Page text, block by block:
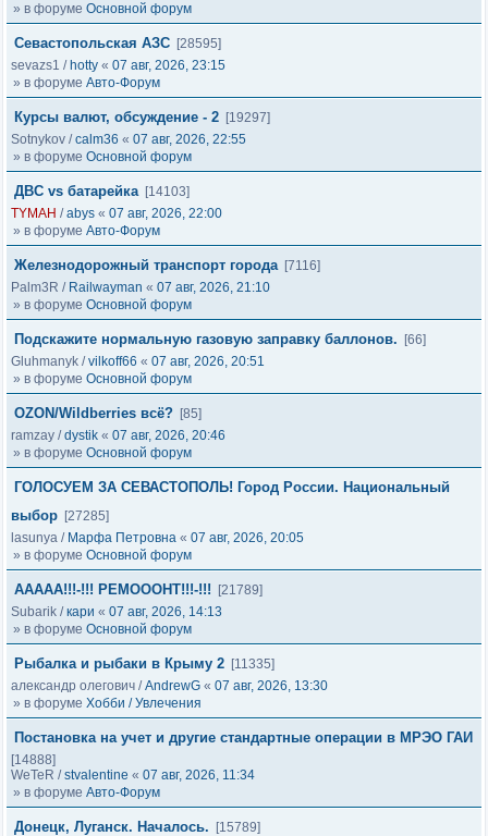
» в форуме Основной форум
Севастопольская АЗС [28595]
sevazs1 / hotty « 07 авг, 2026, 23:15
» в форуме Авто-Форум
Курсы валют, обсуждение - 2 [19297]
Sotnykov /calm36 « 07 авг, 2026, 22:55
» в форуме Основной форум
ДВС vs батарейка [14103]
TYMAH /abys « 07 авг, 2026, 22:00
» в форуме Авто-Форум
Железнодорожный транспорт города [7116]
Palm3R / Railwayman « 07 авг, 2026, 21:10
» в форуме Основной форум
Подскажите нормальную газовую заправку баллонов.
[66]
Gluhmanyk /vilkoff66 « 07 авг, 2026, 20:51
» в форуме Основной форум
OZON/Wildberries всё? [85]
ramzay /dystik « 07 авг, 2026, 20:46
» в форуме Основной форум
ГОЛОСУЕМ ЗА СЕВАСТОПОЛЬ! Город России. Национальный
выбор [27285]
lasunya / Марфа Петровна « 07 авг, 2026, 20:05
» в форуме Основной форум
ААААА!!!-!!! РЕМОООНТ!!!-!!!
[21789]
Subarik /кари « 07 авг, 2026, 14:13
» в форуме Основной форум
Рыбалка и рыбаки в Крыму 2 [11335]
александр олегович /AndrewG « 07 авг, 2026, 13:30
» в форуме Хобби / Увлечения
Постановка на учет и другие стандартные операции в МРЭО ГАИ
[14888]
WeTeR /stvalentine « 07 авг, 2026, 11:34
» в форуме Авто-Форум
Донецк, Луганск. Началось.
[15789]